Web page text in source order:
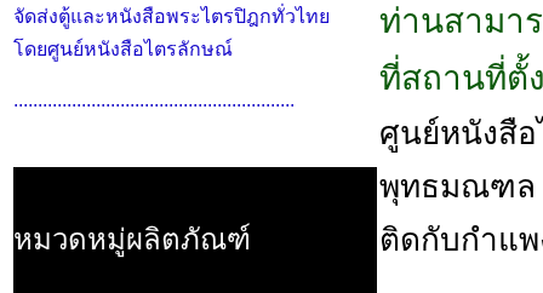
จัดส่งตู้และหนังสือพระไตรปิฎกทั่วไทย
โดยศูนย์หนังสือไตรลักษณ์
..........................................................
หมวดหมู่ผลิตภัณฑ์
ท่านสามา
ที่สถานที่ตั้
ศูนย์หนังสื
พุทธมณฑล
ติดกับกำแ